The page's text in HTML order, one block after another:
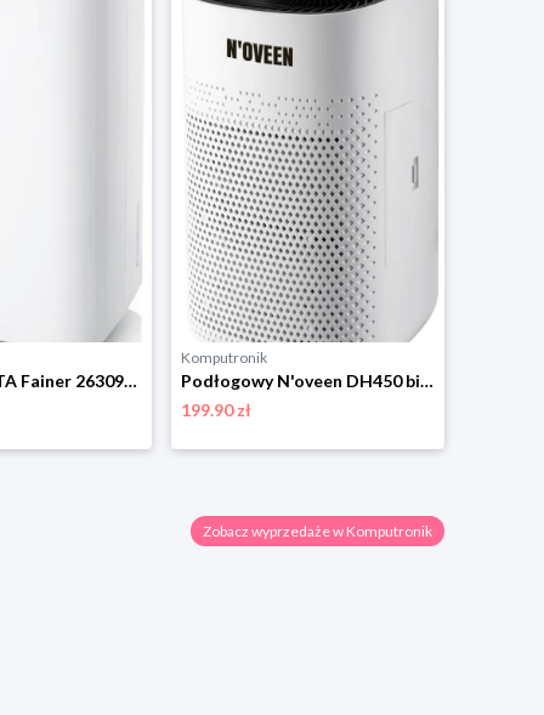
Podłogowy ETA Fainer 263090000 biały
Komputronik
Podłogowy N'oveen DH450 biały N'OVEEN
199.90 zł
Zobacz wyprzedaże w Komputronik